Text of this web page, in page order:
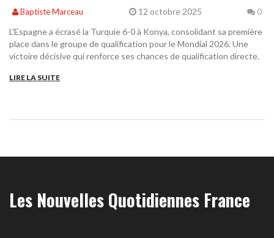
Baptiste Marceau 12 octobre 2025 0
L'Espagne a écrasé la Turquie 6-0 à Konya, consolidant sa première
place dans le groupe de qualification pour le Mondial 2026. Une
victoire décisive qui renforce ses chances de qualification directe.
LIRE LA SUITE
Les Nouvelles Quotidiennes France